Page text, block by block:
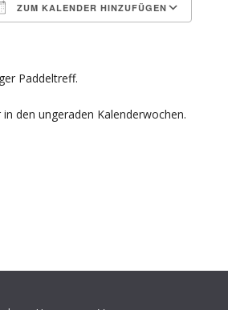
ZUM KALENDER HINZUFÜGEN
Paddeltreff.
den ungeraden Kalenderwochen.